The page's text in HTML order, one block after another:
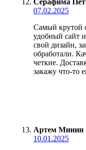
07.02.2025
Самый крутой
удобный сайт
свой дизайн,
обработали.
четкие.
закажу что-то
Артем Минин
10.01.2025